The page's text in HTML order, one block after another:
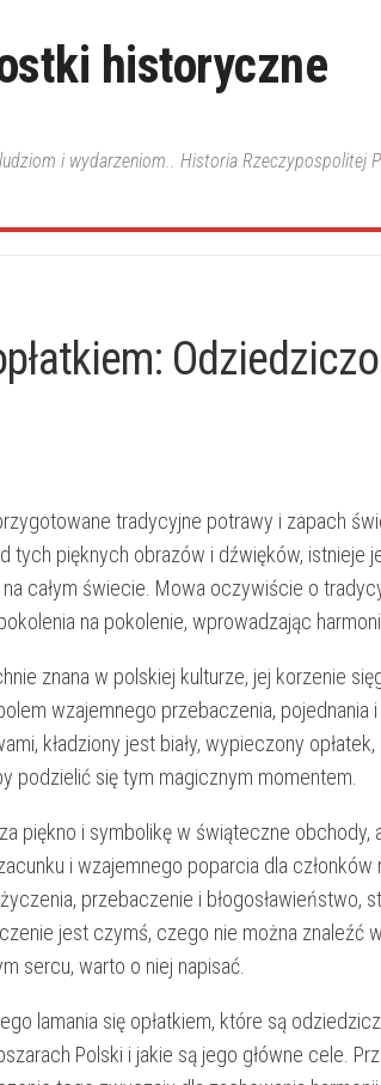
historyczne
i wydarzeniom.. Historia Rzeczypospolitej
tradycyjne potrawy i ⁢zapach
tych ‍pięknych obrazów i⁣ dźwięków, istnieje
‌całym świecie. Mowa oczywiście o⁤
na pokolenie, wprowadzając
znana w polskiej ⁢kulturze, jej korzenie
wzajemnego przebaczenia, pojednania
kładziony⁤ jest‍ biały, wypieczony
podzielić się tym magicznym momentem.
piękno i symbolikę w​ świąteczne obchody,
i wzajemnego ​poparcia dla
przebaczenie i błogosławieństwo,
jest czymś, czego ‌nie można znaleźć
sercu, warto o⁤ niej‌ napisać.
lamania ‌się opłatkiem, które są
Polski i⁢ jakie są jego⁢ główne cele.